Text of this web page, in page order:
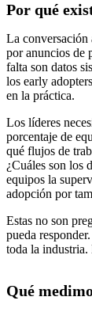
Por qué
La conversación
por anuncios de
falta son datos
los early
en la práctica.
Los líderes
porcentaje de
qué flujos de
¿Cuáles son los
equipos la
adopción por
Estas no son
pueda
toda la industria.
Qué